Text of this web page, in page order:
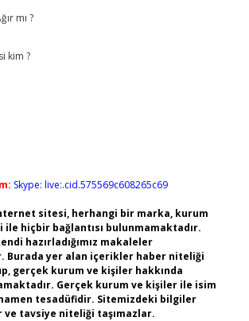
mı ?
kim ?
Skype: live:.cid.575569c608265c69
sitesi, herhangi bir marka, kurum
ile hiçbir bağlantısı bulunmamaktadır.
hazırladığımız makaleler
Burada yer alan içerikler haber niteliği
gerçek kurum ve kişiler hakkında
Gerçek kurum ve kişiler ile isim
tesadüfidir. Sitemizdeki bilgiler
tavsiye niteliği taşımazlar.